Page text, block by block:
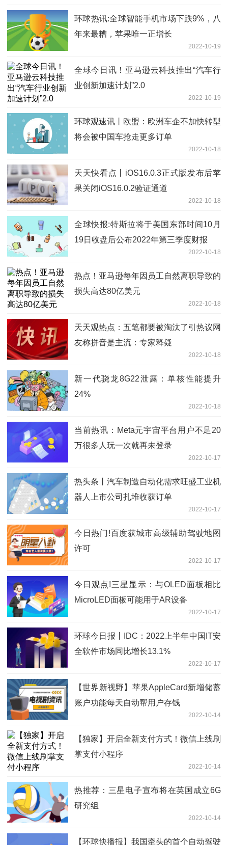
环球热讯:全球智能手机市场下跌9%，八
年来最糟，苹果唯一正增长
2022-10-19
全球今日讯！亚马逊云科技推出“汽车行
业创新加速计划”2.0
2022-10-19
环球观速讯丨欧盟：欧洲车企不加快转型
将会被中国车抢走更多订单
2022-10-18
天天快看点丨iOS16.0.3正式版发布后苹
果关闭iOS16.0.2验证通道
2022-10-18
全球快报:特斯拉将于美国东部时间10月
19日收盘后公布2022年第三季度财报
2022-10-18
热点！亚马逊每年因员工自然离职导致的
损失高达80亿美元
2022-10-18
天天观热点：五笔都要被淘汰了引热议网
友称拼音是主流：专家释疑
2022-10-18
新一代骁龙8G22泄露：单核性能提升
24%
2022-10-18
当前热讯：Meta元宇宙平台用户不足20
万很多人玩一次就再未登录
2022-10-17
热头条丨汽车制造自动化需求旺盛工业机
器人上市公司扎堆收获订单
2022-10-17
今日热门!百度获城市高级辅助驾驶地图
许可
2022-10-17
今日观点!三星显示：与OLED面板相比
MicroLED面板可能用于AR设备
2022-10-17
环球今日报丨IDC：2022上半年中国IT安
全软件市场同比增长13.1%
2022-10-17
【世界新视野】苹果AppleCard新增储蓄
账户功能每天自动帮用户存钱
2022-10-14
【独家】开启全新支付方式！微信上线刷
掌支付小程序
2022-10-14
热推荐：三星电子宣布将在英国成立6G
研究组
2022-10-14
【环球快播报】我国牵头的首个自动驾驶